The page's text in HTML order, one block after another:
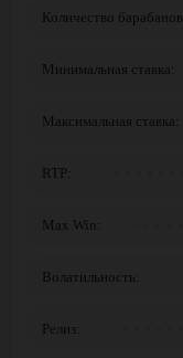
Количество барабанов:
Минимальная ставка:
Максимальная ставка:
RTP:
Max Win:
Волатильность:
Релиз: